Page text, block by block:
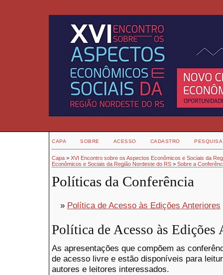
CAPA SOBRE ACESSO CADASTRO PESQUISA
Capa > XVI Encontro sobre os Aspectos Econômicos e Sociais da
Econômicos e Sociais da Região Nordeste do RS > Sobre a
Políticas da Conferência
» Política de Acesso às Edições Anteriores
Política de Acesso às Edições
As apresentações que compõem as
de acesso livre e estão disponíveis para
autores e leitores interessados.